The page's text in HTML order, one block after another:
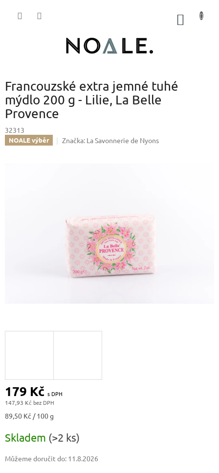
Francouzské extra jemné tuhé
mýdlo 200 g - Lilie, La Belle
Provence
32313
NOALE výběr Značka: La Savonnerie de Nyons
179 Kč
147,93 Kč
Měrná
89,50 Kč / 100 g
Skladem (>2 ks)
Můžeme doručit do: 11.8.2026